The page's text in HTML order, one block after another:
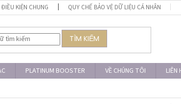
KIỆN CHUNG QUY CHẾ BẢO VỆ DỮ LIỆU CÁ NHÂN
TÌM KIẾM
PLATINUM BOOSTER VỀ CHÚNG TÔI LIÊN